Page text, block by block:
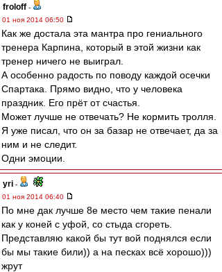
froloff -
01 ноя 2014 06:50
Как же достала эта мантра про гениального
тренера Карпина, который в этой жизни как
тренер ничего не выиграл.
А особенно радость по поводу каждой осечки
Спартака. Прямо видно, что у человека
праздник. Его прёт от счастья.
Может лучше не отвечать? Не кормить тролля.
Я уже писал, что он за базар не отвечает, да за
ним и не следит.
Одни эмоции.
yri -
01 ноя 2014 06:40
По мне дак лучше 8е место чем такие пенали
как у коней с уфой, со стыда сгореть.
Представляю какой бы тут вой поднялся если
бы мы такие били)) а на песках всё хорошо)))
жрут